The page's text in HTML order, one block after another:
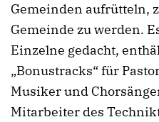
Gemeinden aufrütteln,
Gemeinde zu werden.
Einzelne gedacht,
„Bonustracks“ für
Musiker und
Mitarbeiter des